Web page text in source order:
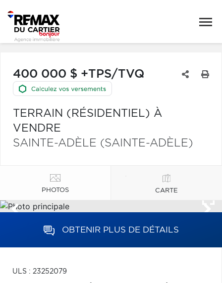
400 000 $ +TPS/TVQ
TERRAIN (RÉSIDENTIEL) À
VENDRE
SAINTE-ADÈLE (SAINTE-ADÈLE)
PHOTOS CARTE
OBTENIR PLUS DE DÉTAILS
ULS : 23252079